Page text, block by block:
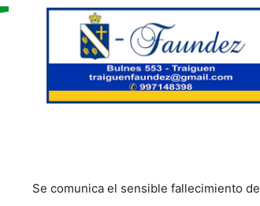
Se comunica el sensible fallecimiento de